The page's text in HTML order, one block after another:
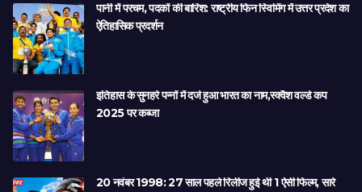
पानी में परचम, पदकों की बारिश: राष्ट्रीय फिन स्विमिंग में उत्तर प्रदेश का
ऐतिहासिक प्रदर्शन
इतिहास के सुनहरे पन्नों में दर्ज हुआ भारत का नाम,स्क्वैश वर्ल्ड कप
2025 पर कब्जा
20 नवंबर 1998: 27 साल पहले रिलीज हुई थी 1 ऐसी फिल्म, सारे